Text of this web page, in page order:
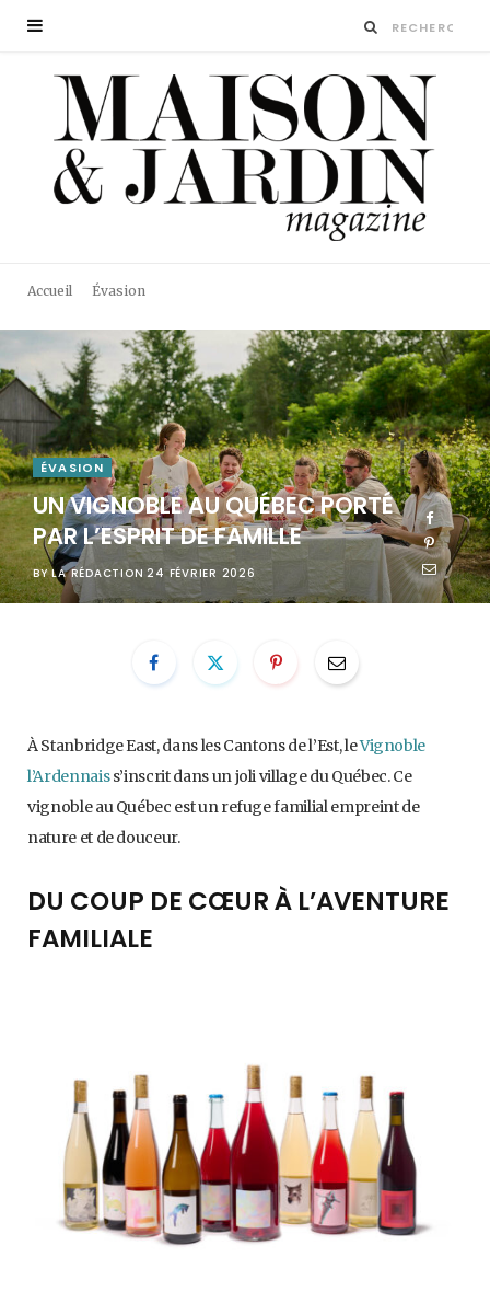
Accueil Évasion
ÉVASION
UN VIGNOBLE AU QUÉBEC PORTÉ
PAR L’ESPRIT DE FAMILLE
BY LA RÉDACTION 24 FÉVRIER 2026
À Stanbridge East, dans les Cantons de l’Est, leVignoble
l’Ardennaiss’inscrit dans un joli village du Québec. Ce
vignoble au Québec est un refuge familial empreint de
nature et de douceur.
DU COUP DE CŒUR À L’AVENTURE
FAMILIALE